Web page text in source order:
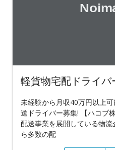
軽貨物宅配ドライバ
未経験から月収40万円以上
送ドライバー募集! 【ハコブ
配送事業を展開している物
ら多数の配